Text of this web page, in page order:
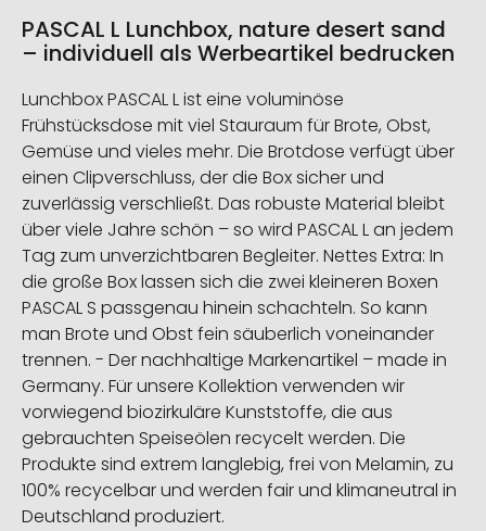
PASCAL L Lunchbox, nature desert sand
– individuell als Werbeartikel bedrucken
Lunchbox PASCAL L ist eine voluminöse
Frühstücksdose mit viel Stauraum für Brote, Obst,
Gemüse und vieles mehr. Die Brotdose verfügt über
einen Clipverschluss, der die Box sicher und
zuverlässig verschließt. Das robuste Material bleibt
über viele Jahre schön – so wird PASCAL L an jedem
Tag zum unverzichtbaren Begleiter. Nettes Extra: In
die große Box lassen sich die zwei kleineren Boxen
PASCAL S passgenau hinein schachteln. So kann
man Brote und Obst fein säuberlich voneinander
trennen. - Der nachhaltige Markenartikel – made in
Germany. Für unsere Kollektion verwenden wir
vorwiegend biozirkuläre Kunststoffe, die aus
gebrauchten Speiseölen recycelt werden. Die
Produkte sind extrem langlebig, frei von Melamin, zu
100% recycelbar und werden fair und klimaneutral in
Deutschland produziert.